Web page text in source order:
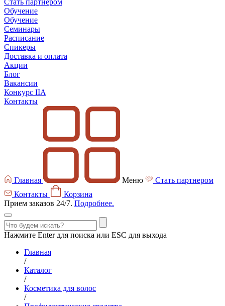
Стать партнером
Обучение
Обучение
Семинары
Расписание
Спикеры
Доставка и оплата
Акции
Блог
Вакансии
Конкурс IIA
Контакты
Главная Меню
Стать партнером
Контакты
Корзина
Прием заказов 24/7. Подробнее.
Нажмите Enter для поиска или ESC для выхода
Главная
/
Каталог
/
Косметика для волос
/